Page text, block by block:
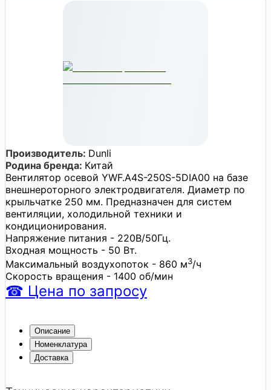
Производитель: Dunli
Родина бренда: Китай
Вентилятор осевой YWF.A4S-250S-5DIA00 на базе
внешнероторного электродвигателя. Диаметр по
крыльчатке 250 мм. Предназначен для систем
вентиляции, холодильной техники и
кондиционирования.
Напряжение питания - 220В/50Гц.
Входная мощность - 50 Вт.
Максимальный воздухопоток - 860 м3/ч
Скорость вращения - 1400 об/мин
☎ Цена по запросу
Описание
Номенклатура
Доставка